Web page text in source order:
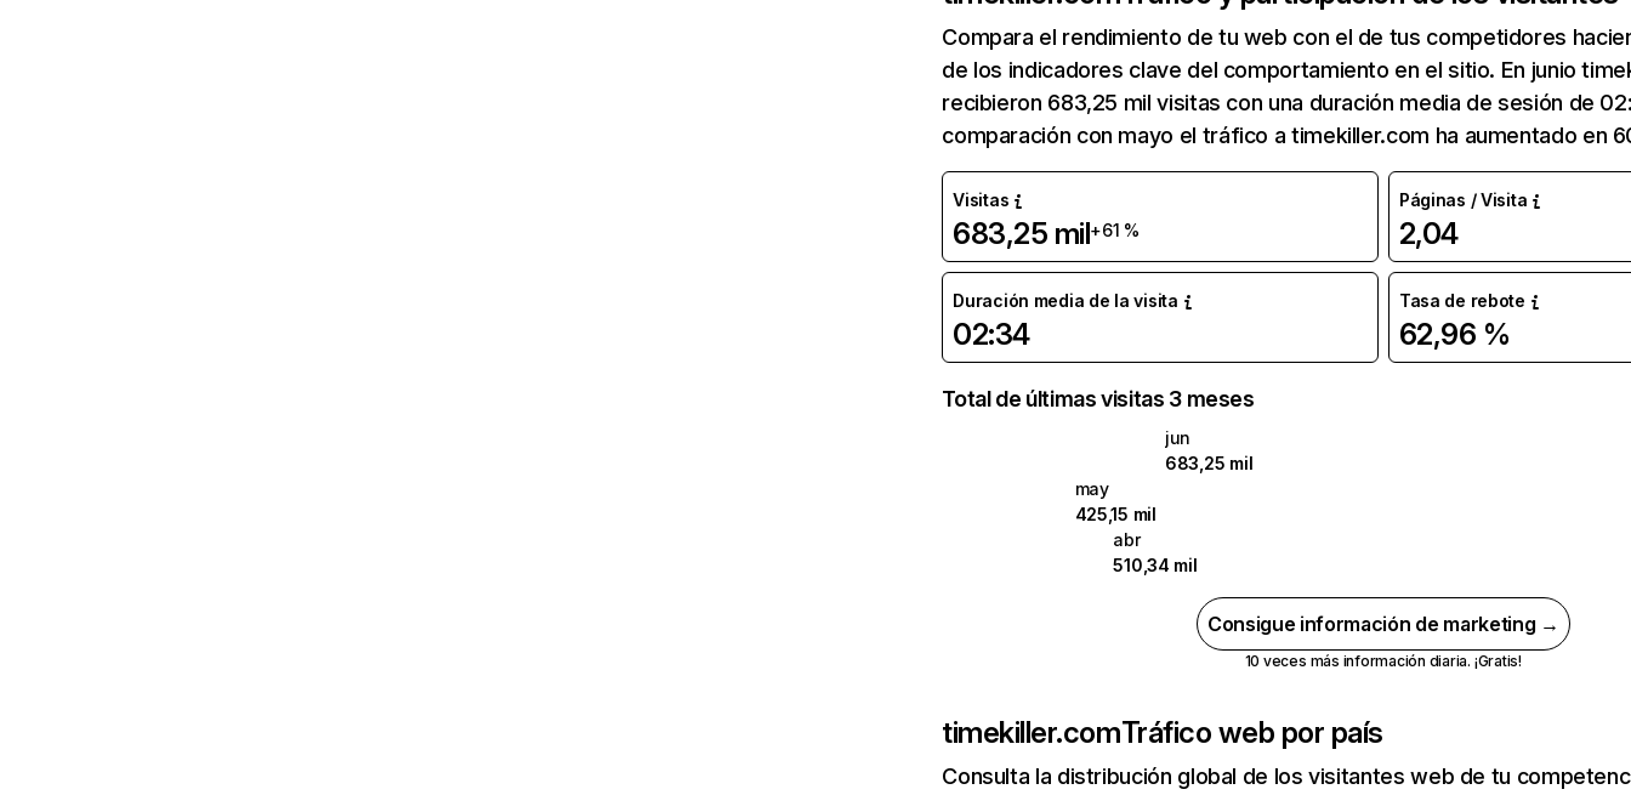
Compara el rendimiento de tu web con el de tus competidores
de los indicadores clave del comportamiento en el sitio. En junio
recibieron 683,25 mil visitas con una duración media de sesión de
comparación con mayo el tráfico a timekiller.com ha aumentado en
Visitas
683,25 mil+61 %
Páginas / Visita
2,04
Duración media de la visita
02:34
Tasa de rebote
62,96 %
Total de últimas visitas 3 meses
jun
683,25 mil
may
425,15 mil
abr
510,34 mil
Consigue información de marketing →
10 veces más información diaria. ¡Gratis!
timekiller.comTráfico web por país
Consulta la distribución global de los visitantes web de tu